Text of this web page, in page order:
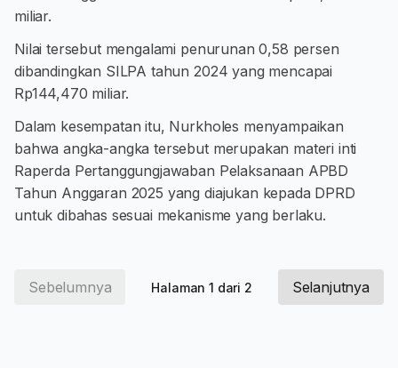
miliar.
Nilai tersebut mengalami penurunan 0,58 persen
dibandingkan SILPA tahun 2024 yang mencapai
Rp144,470 miliar.
Dalam kesempatan itu, Nurkholes menyampaikan
bahwa angka-angka tersebut merupakan materi inti
Raperda Pertanggungjawaban Pelaksanaan APBD
Tahun Anggaran 2025 yang diajukan kepada DPRD
untuk dibahas sesuai mekanisme yang berlaku.
Sebelumnya Halaman 1 dari 2 Selanjutnya